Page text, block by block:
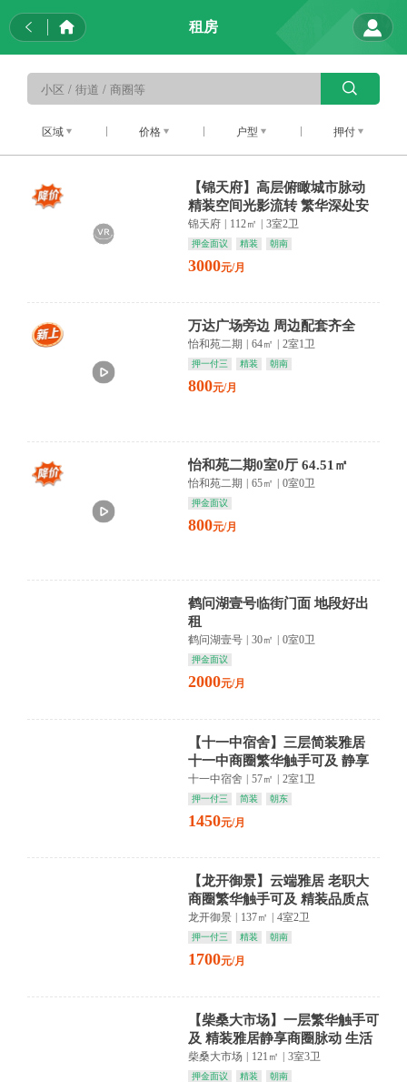
租房
区域 价格 户型 押付
【锦天府】高层俯瞰城市脉动
精装空间光影流转 繁华深处安
放身心
锦天府 112㎡ 3室2卫
押金面议 精装 朝南
3000元/月
万达广场旁边 周边配套齐全
怡和苑二期 64㎡ 2室1卫
押一付三 精装 朝南
800元/月
怡和苑二期0室0厅 64.51㎡
怡和苑二期 65㎡ 0室0卫
押金面议
800元/月
鹤问湖壹号临街门面 地段好出
租
鹤问湖壹号 30㎡ 0室0卫
押金面议
2000元/月
【十一中宿舍】三层简装雅居
十一中商圈繁华触手可及 静享
都市慢生活
十一中宿舍 | 57㎡ | 2室1卫
押一付三 简装 朝东
1450元/月
【龙开御景】云端雅居 老职大
商圈繁华触手可及 精装品质点
亮生活
龙开御景 137㎡ 4室2卫
押一付三 精装 朝南
1700元/月
【柴桑大市场】一层繁华触手可
及 精装雅居静享商圈脉动 生活
从此从容优雅
柴桑大市场 | 121㎡ | 3室3卫
押金面议 精装 朝南